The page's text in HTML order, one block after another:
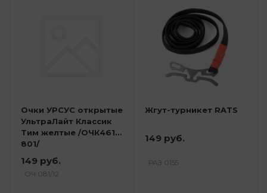
Очки УРСУС открытые
УльтраЛайт Классик
Тим желтые /ОЧК461-
801/
149 руб.
: ОЧ 081/12
Жгут-турникет RATS
149 руб.
: РАЗ 0155